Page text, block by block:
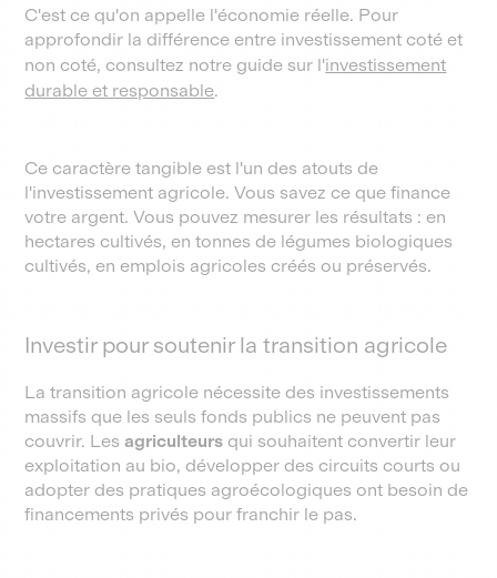
C'est ce qu'on appelle l'économie réelle. Pour
approfondir la différence entre investissement coté et
non coté, consultez notre guide sur l'investissement
durable et responsable.
Ce caractère tangible est l'un des atouts de
l'investissement agricole. Vous savez ce que finance
votre argent. Vous pouvez mesurer les résultats : en
hectares cultivés, en tonnes de légumes biologiques
cultivés, en emplois agricoles créés ou préservés.
Investir pour soutenir la transition agricole
La transition agricole nécessite des investissements
massifs que les seuls fonds publics ne peuvent pas
couvrir. Lesagriculteurs qui souhaitent convertir leur
exploitation au bio, développer des circuits courts ou
adopter des pratiques agroécologiques ont besoin de
financements privés pour franchir le pas.